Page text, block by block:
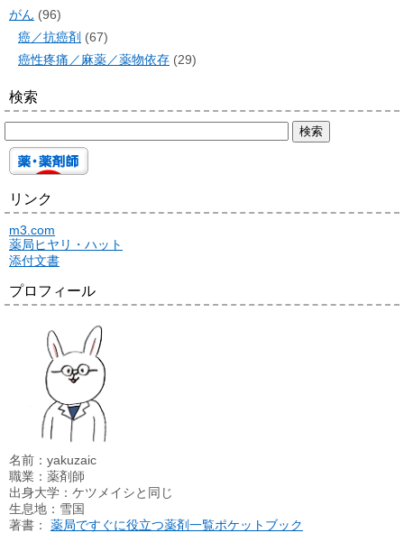
がん (96)
癌／抗癌剤 (67)
癌性疼痛／麻薬／薬物依存 (29)
検索
リンク
m3.com
薬局ヒヤリ・ハット
添付文書
プロフィール
名前：yakuzaic
職業：薬剤師
出身大学：ケツメイシと同じ
生息地：雪国
著書： 薬局ですぐに役立つ薬剤一覧ポケットブック